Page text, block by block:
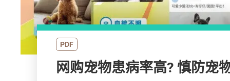
PDF
网购宠物患病率高? 慎防宠